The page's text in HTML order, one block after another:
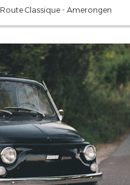
Route Classique - Amerongen